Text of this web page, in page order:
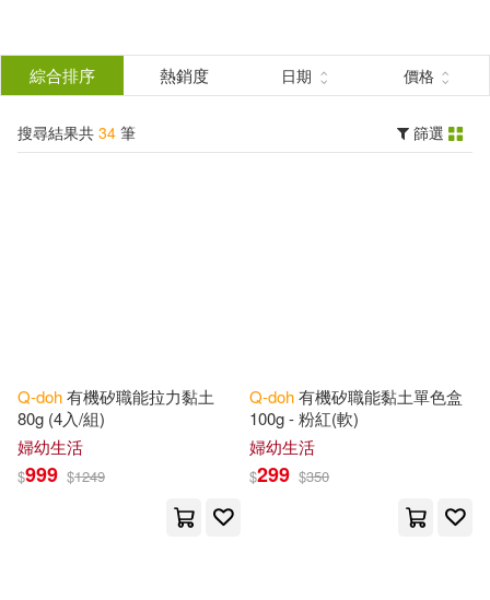
結
分類 (單選)
所有商品(34) 婦幼生活(34)
可港澳店取(1)
可新加坡店取(1)
綜合排序 熱銷度 日期 價格
搜尋結果共 34 筆 篩選
Q-doh有機矽職能拉力黏土
80g (4入/組)
婦幼生活
$999 $1249
Q-doh有機矽職能黏土單色盒
100g - 粉紅(軟)
婦幼生活
$299 $350